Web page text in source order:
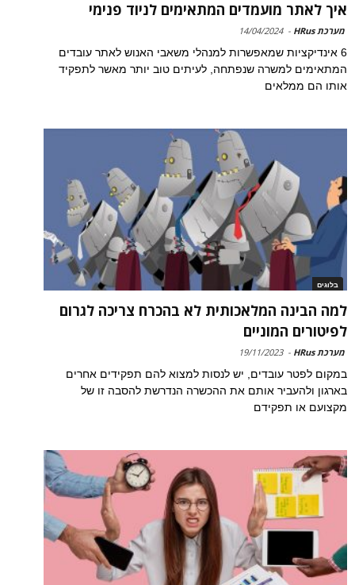
איך לאתר מועמדים המתאימים לניוד פנימי
מערכת HRus -
14/04/2024
6 אינדיקציות שמאפשרות למנהלי משאבי האנוש לאתר עובדים
המתאימים למשרה שנפתחה, לעיתים טוב יותר מאשר לתפקיד
אותו הם ממלאים
בלוגים
למה הבינה המלאכותית לא בהכרח צריכה לגרום
לפיטורים המוניים
מערכת HRus -
19/11/2023
במקום לפטר עובדים, יש לנסות למצוא להם תפקידים אחרים
בארגון ולהעביר אותם את ההכשרה הנדרשת להסבה זו של
מקצועם או תפקידם